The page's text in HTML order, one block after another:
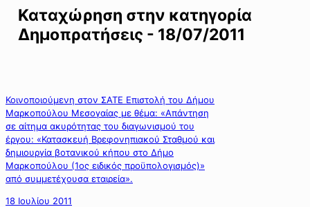
Καταχώρηση στην κατηγορία
Δημοπρατήσεις - 18/07/2011
Κοινοποιούμενη στον ΣΑΤΕ Επιστολή του Δήμου
Μαρκοπούλου Μεσογαίας με θέμα: «Απάντηση
σε αίτημα ακυρότητας του διαγωνισμού του
έργου: «Κατασκευή Βρεφονηπιακού Σταθμού και
δημιουργία βοτανικού κήπου στο Δήμο
Μαρκοπούλου (1ος ειδικός προϋπολογισμός)»
από συμμετέχουσα εταιρεία».
18 Ιουλίου 2011